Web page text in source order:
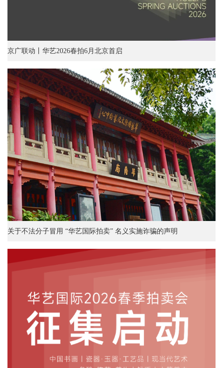
京广联动丨华艺2026春拍6月北京首启
关于不法分子冒用 “华艺国际拍卖” 名义实施诈骗的声明